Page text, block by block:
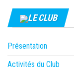
LE CLUB
Présentation
Activités du Club